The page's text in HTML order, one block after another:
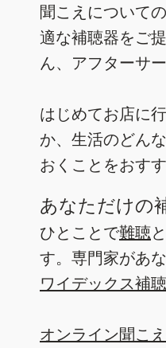
聞こえについて
適な補聴器をご
ん、アフターサ
はじめてお店に
か、生活のどん
おくことをおす
あなただけの
ひとことで難聴
す。専門家があ
ワイデックス補
オンライン聞こ